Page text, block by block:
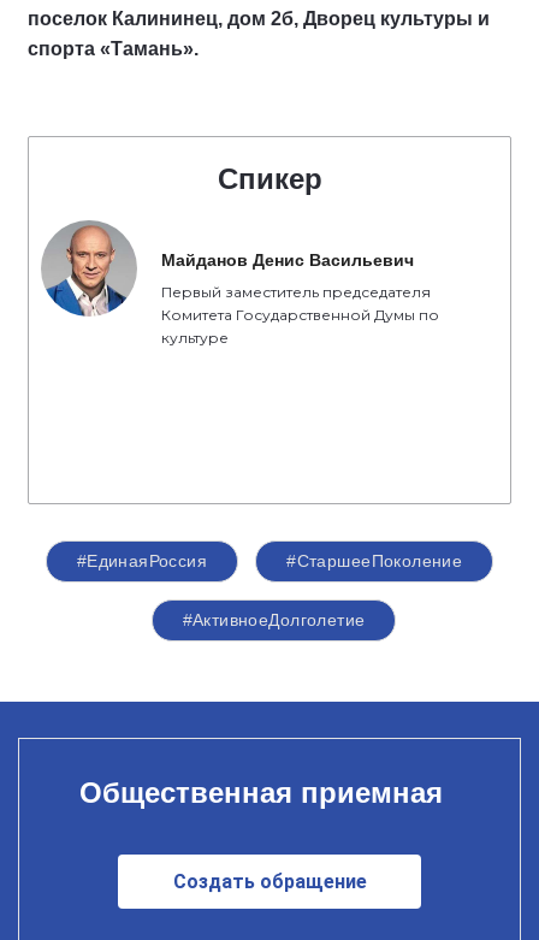
поселок Калининец, дом 2б, Дворец культуры и
спорта «Тамань».
Спикер
Майданов Денис Васильевич
Первый заместитель председателя
Комитета Государственной Думы по
культуре
#ЕдинаяРоссия #СтаршееПоколение
#АктивноеДолголетие
Общественная приемная
Создать обращение